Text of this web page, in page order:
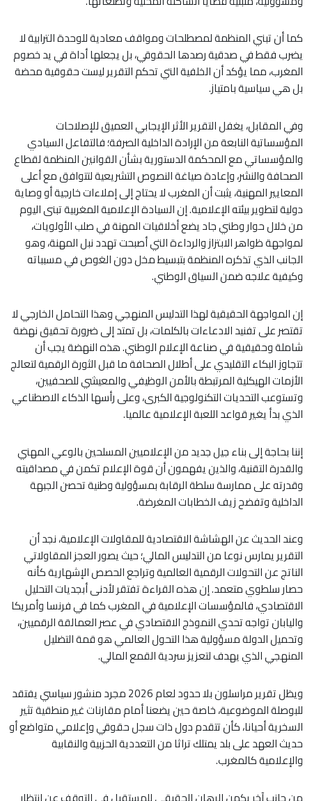
كما أن تبني المنظمة لمصطلحات ومواقف معادية للوحدة الترابية لا
يضرب فقط في صدقية رصدها الحقوقي، بل يجعلها أداة في يد خصوم
المغرب، مما يؤكد أن الخلفية التي تحكم التقرير ليست حقوقية محضة
بل هي سياسية بامتياز.
وفي المقابل، يغفل التقرير الأثر الإيجابي العميق للإصلاحات
المؤسساتية النابعة من الإرادة الداخلية الصرفة؛ فالتفاعل السيادي
والمؤسساتي مع المحكمة الدستورية بشأن القوانين المنظمة لقطاع
الصحافة والنشر، وإعادة صياغة النصوص التشريعية لتتوافق مع أعلى
المعايير المهنية، يثبت أن المغرب لا يحتاج إلى إملاءات خارجية أو وصاية
دولية لتطوير بيئته الإعلامية. إن السيادة الإعلامية المغربية تبنى اليوم
من خلال حوار وطني جاد يضع أخلاقيات المهنة في صلب الأولويات،
لمواجهة ظواهر الابتزاز والرداءة التي أصبحت تهدد نبل المهنة، وهو
الجانب الذي تذكره المنظمة بتبسيط مخل دون الغوص في مسبباته
وكيفية علاجه ضمن السياق الوطني.
إن المواجهة الحقيقية لهذا التدليس المنهجي وهذا التحامل الخارجي لا
تقتصر على تفنيد الادعاءات بالكلمات، بل تمتد إلى ضرورة تحقيق نهضة
شاملة وحقيقية في صناعة الإعلام الوطني. هذه النهضة يجب أن
تتجاوز البكاء التقليدي على أطلال الصحافة ما قبل الثورة الرقمية لتعالج
الأزمات الهيكلية المرتبطة بالأمن الوظيفي والمعيشي للصحفيين،
وتستوعب التحديات التكنولوجية الكبرى، وعلى رأسها الذكاء الاصطناعي
الذي بدأ يغير قواعد اللعبة الإعلامية عالميا.
إننا بحاجة إلى بناء جيل جديد من الإعلاميين المسلحين بالوعي المهني
والقدرة التقنية، والذين يفهمون أن قوة الإعلام تكمن في مصداقيته
وقدرته على ممارسة سلطة الرقابة بمسؤولية وطنية تحصن الجبهة
الداخلية وتفضح زيف الخطابات المغرضة.
وعند الحديث عن الهشاشة الاقتصادية للمقاولات الإعلامية، نجد أن
التقرير يمارس نوعا من التدليس المالي؛ حيث يصور العجز المقاولاتي
الناتج عن التحولات الرقمية العالمية وتراجع الحصص الإشهارية كأنه
حصار سلطوي متعمد. إن هذه القراءة تفتقر لأدنى أبجديات التحليل
الاقتصادي، فالمؤسسات الإعلامية في المغرب كما في فرنسا وأمريكا
واليابان تواجه تحدي النموذج الاقتصادي في عصر العمالقة الرقميين،
وتحميل الدولة مسؤولية هذا التحول العالمي هو قمة التضليل
المنهجي الذي يهدف لتعزيز سردية القمع المالي.
ويظل تقرير مراسلون بلا حدود لعام 2026 مجرد منشور سياسي يفتقد
للبوصلة الموضوعية، خاصة حين يضعنا أمام مقارنات غير منطقية تثير
السخرية أحيانا، كأن تتقدم دول ذات سجل حقوقي وإعلامي متواضع أو
حديث العهد على بلد يمتلك تراثا من التعددية الحزبية والنقابية
والإعلامية كالمغرب.